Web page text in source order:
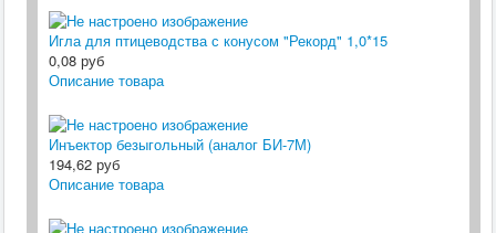
Игла для птицеводства с конусом "Рекорд" 1,0*15
0,08 руб
Описание товара
Инъектор безыгольный (аналог БИ-7М)
194,62 руб
Описание товара